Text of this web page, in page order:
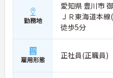
勤務地
愛知県 豊川市
ＪＲ東海道本線
徒歩5分
雇用形態 正社員(正職員)